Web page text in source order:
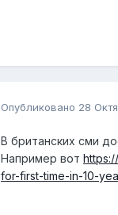
Опубликовано 28
В британских сми
Например вот
for-first-time-in-10-